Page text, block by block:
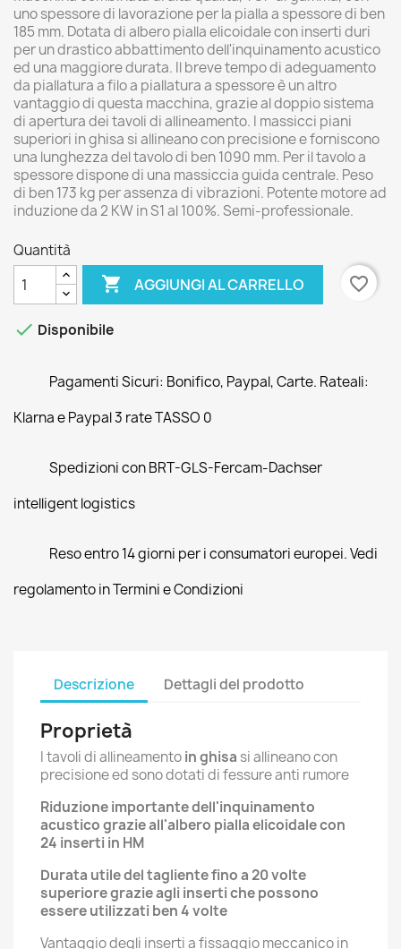
uno spessore di lavorazione per la pialla a spessore di ben
185 mm. Dotata di albero pialla elicoidale con inserti duri
per un drastico abbattimento dell'inquinamento acustico
ed una maggiore durata. Il breve tempo di adeguamento
da piallatura a filo a piallatura a spessore è un altro
vantaggio di questa macchina, grazie al doppio sistema
di apertura dei tavoli di allineamento. I massicci piani
superiori in ghisa si allineano con precisione e forniscono
una lunghezza del tavolo di ben 1090 mm. Per il tavolo a
spessore dispone di una massiccia guida centrale. Peso
di ben 173 kg per assenza di vibrazioni. Potente motore ad
induzione da 2 KW in S1 al 100%. Semi-professionale.
Quantità
 AGGIUNGI AL CARRELLO favorite_border
 Disponibile
Pagamenti Sicuri: Bonifico, Paypal, Carte. Rateali:
Klarna e Paypal 3 rate TASSO 0
Spedizioni con BRT-GLS-Fercam-Dachser
intelligent logistics
Reso entro 14 giorni per i consumatori europei. Vedi
regolamento in Termini e Condizioni
Descrizione Dettagli del prodotto
Proprietà
I tavoli di allineamentoin ghisa si allineano con
precisione ed sono dotati di fessure anti rumore
Riduzione importante dell'inquinamento
acustico grazie all'albero pialla elicoidale con
24 inserti in HM
Durata utile del tagliente fino a 20 volte
superiore grazie agli inserti che possono
essere utilizzati ben 4 volte
Vantaggio degli inserti a fissaggio meccanico in